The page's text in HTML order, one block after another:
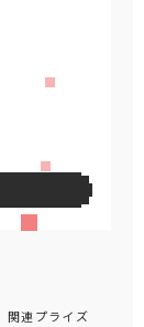
関連プライズ